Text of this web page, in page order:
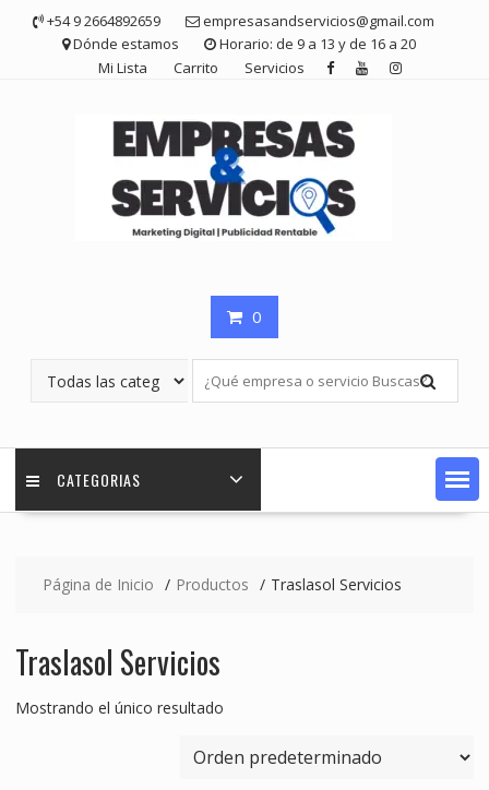
contenido
+54 9 2664892659
empresasandservicios@gmail.com
Dónde estamos
Horario: de 9 a 13 y de 16 a 20
Mi Lista
Carrito Servicios
0
CATEGORIAS
Página de Inicio Productos Traslasol Servicios
Traslasol Servicios
Mostrando el único resultado